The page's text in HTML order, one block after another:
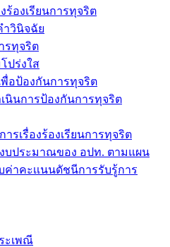
ร้องเรียนการทุจริต
วินิจฉัย
รทุจริต
ปร่งใส
อป้องกันการทุจริต
นินการป้องกันการทุจริต
รเรื่องร้องเรียนการทุจริต
งบประมาณของ อปท. ตามแผน
าคะเเนนดัชนีการรับรู้การ
ะเพณี